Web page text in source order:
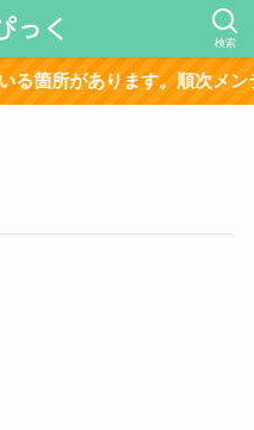
検索
所があります。順次メンテ